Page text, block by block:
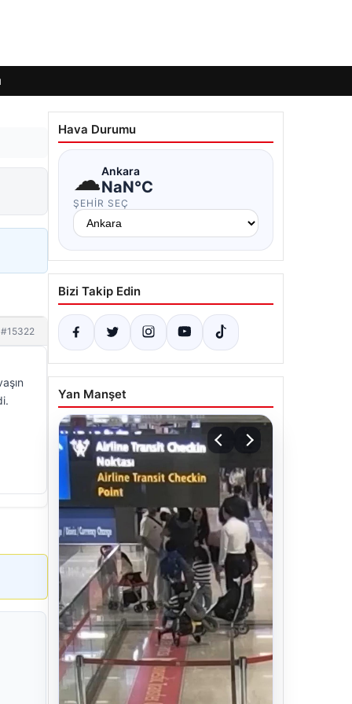
#15322
Hava Durumu
☁Ankara
NaN°C
ŞEHIR SEÇ
Bizi Takip Edin
Yan Manşet